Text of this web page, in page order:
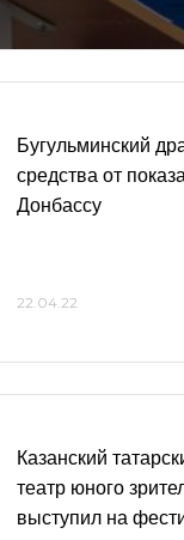
Бугульминский
средства от
Донбассу
22.04.22
Казанский
театр юного
выступил на